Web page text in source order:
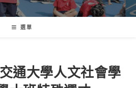
選單
通大學人文社會學